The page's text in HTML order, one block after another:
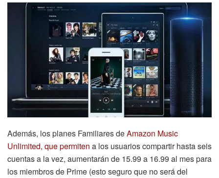
Además, los planes Familiares deAmazon Music
Unlimited, que permiten a los usuarios compartir hasta seis
cuentas a la vez, aumentarán de 15.99 a 16.99 al mes para
los miembros de Prime (esto seguro que no será del